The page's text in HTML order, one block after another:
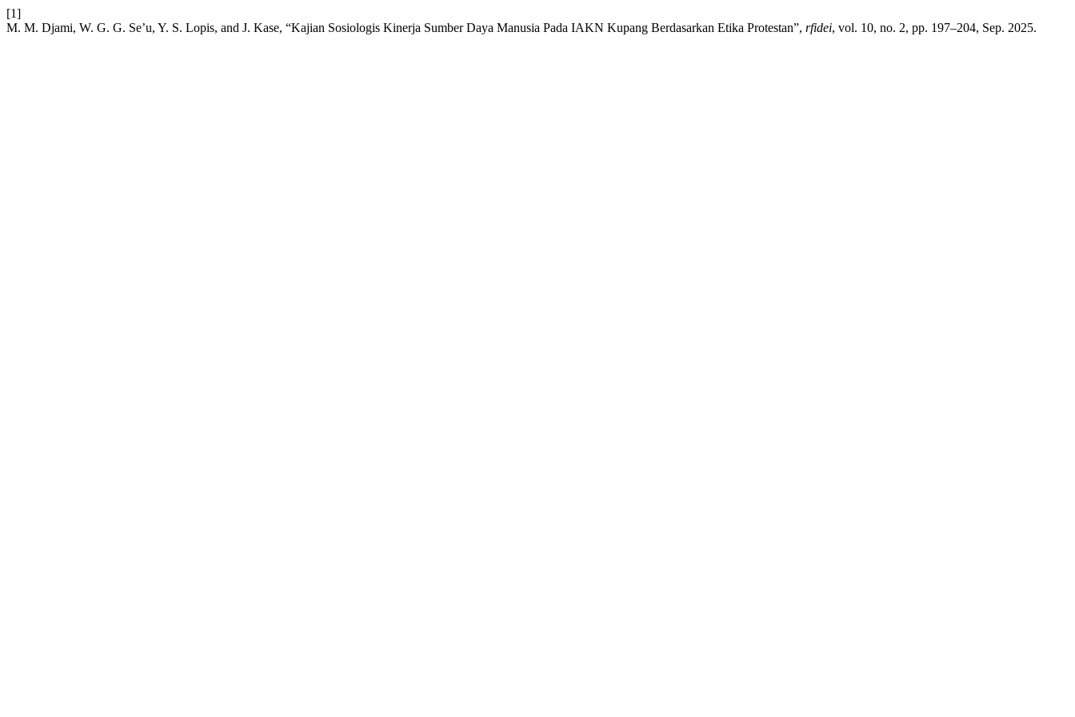
[1]
M. M. Djami, W. G. G. Se’u, Y. S. Lopis, and J. Kase, “Kajian Sosiologis Kinerja Sumber Daya Manusia Pada IAKN Kupang Berdasarkan Etika Protestan”, rfidei, vol. 10, no. 2, pp. 197–204, Sep. 2025.